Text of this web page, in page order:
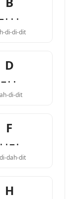
di-di-dit
D
−··
di-dit
F
··−·
dah-dit
H